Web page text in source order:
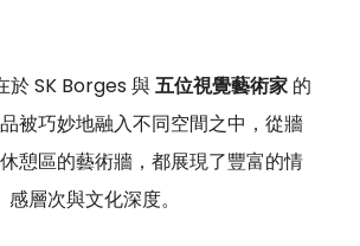
於 SK Borges 與 五位視覺藝術家 的
被巧妙地融入不同空間之中，從牆
憩區的藝術牆，都展現了豐富的情
感層次與文化深度。